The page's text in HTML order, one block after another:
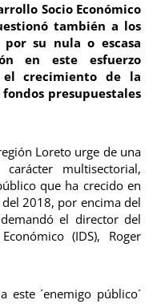
Socio Económico
también a los
su nula o escasa
en este esfuerzo
crecimiento de la
presupuestales
Loreto urge de una
multisectorial,
que ha crecido en
2018, por encima del
el director del
(IDS), Roger
este ´enemigo público´